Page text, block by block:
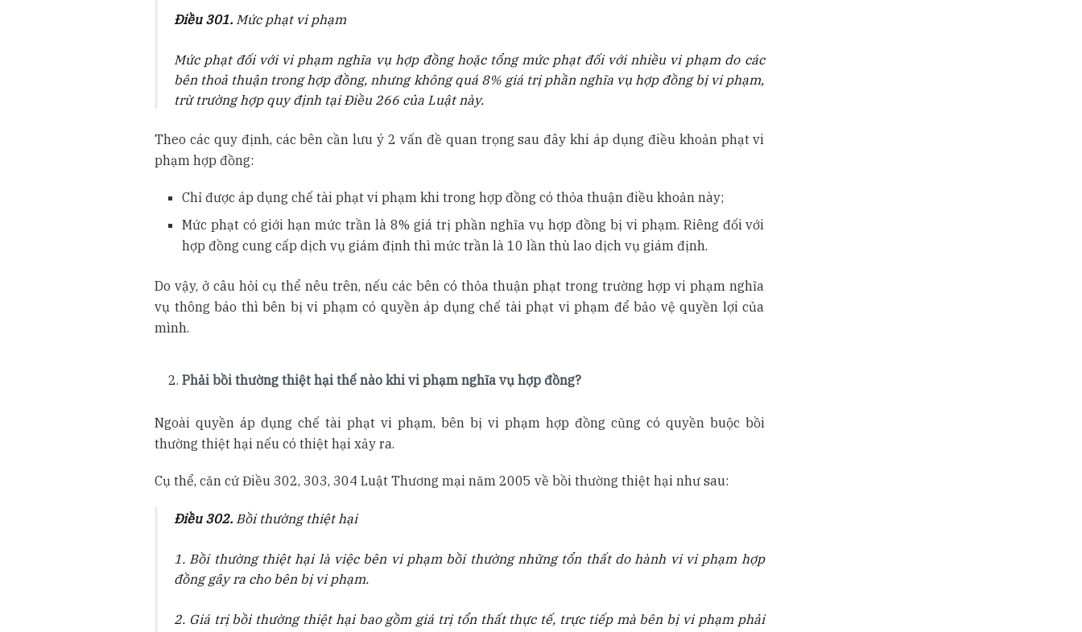
Điều 301. Mức phạt vi phạm
Mức phạt đối với vi phạm nghĩa vụ hợp đồng hoặc tổng mức phạt đối với nhiều vi phạm do các
bên thoả thuận trong hợp đồng, nhưng không quá 8% giá trị phần nghĩa vụ hợp đồng bị vi phạm,
trừ trường hợp quy định tại Điều 266 của Luật này.
Theo các quy định, các bên cần lưu ý 2 vấn đề quan trọng sau đây khi áp dụng điều khoản phạt vi
phạm hợp đồng:
Chỉ được áp dụng chế tài phạt vi phạm khi trong hợp đồng có thỏa thuận điều khoản này;
Mức phạt có giới hạn mức trần là 8% giá trị phần nghĩa vụ hợp đồng bị vi phạm. Riêng đối với
hợp đồng cung cấp dịch vụ giám định thì mức trần là 10 lần thù lao dịch vụ giám định.
Do vậy, ở câu hỏi cụ thể nêu trên, nếu các bên có thỏa thuận phạt trong trường hợp vi phạm nghĩa
vụ thông báo thì bên bị vi phạm có quyền áp dụng chế tài phạt vi phạm để bảo vệ quyền lợi của
mình.
Phải bồi thường thiệt hại thế nào khi vi phạm nghĩa vụ hợp đồng?
Ngoài quyền áp dụng chế tài phạt vi phạm, bên bị vi phạm hợp đồng cũng có quyền buộc bồi
thường thiệt hại nếu có thiệt hại xảy ra.
Cụ thể, căn cứ Điều 302, 303, 304 Luật Thương mại năm 2005 về bồi thường thiệt hại như sau:
Điều 302. Bồi thường thiệt hại
1. Bồi thường thiệt hại là việc bên vi phạm bồi thường những tổn thất do hành vi vi phạm hợp
đồng gây ra cho bên bị vi phạm.
2. Giá trị bồi thường thiệt hại bao gồm giá trị tổn thất thực tế, trực tiếp mà bên bị vi phạm phải